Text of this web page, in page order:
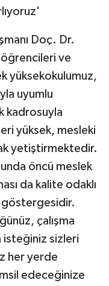
Doç. Dr.
ve
yüksekokulumuz,
uyumlu
kadrosuyla
yüksek, mesleki
yetiştirmektedir.
öncü meslek
da kalite odaklı
göstergesidir.
çalışma
isteğiniz sizleri
her yerde
edeceğinize